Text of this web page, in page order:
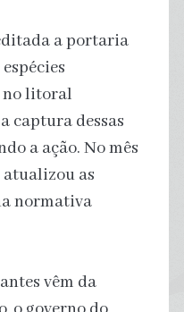
a portaria
no litoral
captura dessas
a ação. No mês
atualizou as
normativa
vêm da